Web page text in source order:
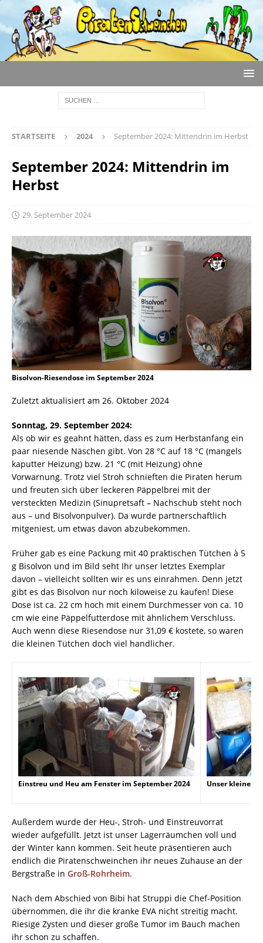
STARTSEITE 2024 September 2024: Mittendrin im Herbst
September 2024: Mittendrin im
Herbst
29. September 2024
Bisolvon-Riesendose im September 2024
Zuletzt aktualisiert am 26. Oktober 2024
Sonntag, 29. September 2024:
Als ob wir es geahnt hätten, dass es zum Herbstanfang ein
paar niesende Näschen gibt. Von 28 °C auf 18 °C (mangels
kaputter Heizung) bzw. 21 °C (mit Heizung) ohne
Vorwarnung. Trotz viel Stroh schnieften die Piraten herum
und freuten sich über leckeren Päppelbrei mit der
versteckten Medizin (Sinupretsaft – Nachschub steht noch
aus – und Bisolvonpulver). Da wurde partnerschaftlich
mitgeniest, um etwas davon abzubekommen.
Früher gab es eine Packung mit 40 praktischen Tütchen à 5
g Bisolvon und im Bild seht Ihr unser letztes Exemplar
davon – vielleicht sollten wir es uns einrahmen. Denn jetzt
gibt es das Bisolvon nur noch kiloweise zu kaufen! Diese
Dose ist ca. 22 cm hoch mit einem Durchmesser von ca. 10
cm wie eine Päppelfutterdose mit ähnlichem Verschluss.
Auch wenn diese Riesendose nur 31,09 € kostete, so waren
die kleinen Tütchen doch viel handlicher.
Einstreu und Heu am Fenster im September 2024 Unser kleines
Außerdem wurde der Heu-, Stroh- und Einstreuvorrat
wieder aufgefüllt. Jetzt ist unser Lagerräumchen voll und
der Winter kann kommen. Seit heute präsentieren auch
endlich die Piratenschweinchen ihr neues Zuhause an der
Bergstraße in Groß-Rohrheim.
Nach dem Abschied von Bibi hat Struppi die Chef-Position
übernommen, die ihr die kranke EVA nicht streitig macht.
Riesige Zysten und dieser große Tumor im Bauch machen
ihr schon zu schaffen.